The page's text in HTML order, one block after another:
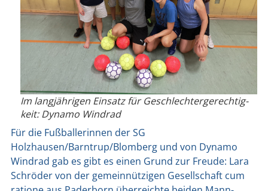
Im lang­jäh­ri­gen Ein­satz für Geschlech­ter­ge­rech­tig­
keit: Dyna­mo Wind­rad
Für die Fuß­bal­le­rin­nen der SG
Holzhausen/Barntrup/Blomberg und von Dyna­mo
Wind­rad gab es gibt es einen Grund zur Freu­de: Lara
Schrö­der von der gemein­nüt­zi­gen Gesell­schaft cum